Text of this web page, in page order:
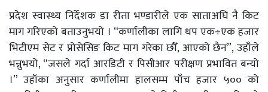
प्रदेश स्वास्थ्य निर्देशक डा रीता भण्डारीले एक साताअघि नै किट
माग गरिएको बताउनुभयो । “कर्णालीका लागि थप एक÷एक हजार
भिटीएम सेट र प्रोसेसिङ किट माग गरेका छौँ, आएको छैन”, उहाँले
भन्नुभयो, “जसले गर्दा आरडिटी र पिसीआर परीक्षण प्रभावित बन्यो
।” उहाँका अनुसार कर्णालीमा हालसम्म पाँच हजार ५०० को